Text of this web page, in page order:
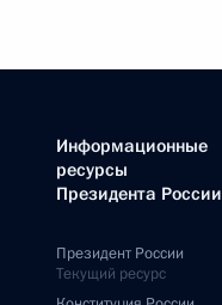
Информационные
ресурсы
Президента России
Президент России
Текущий ресурс